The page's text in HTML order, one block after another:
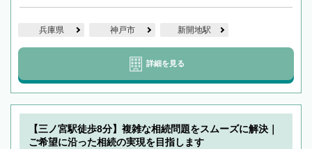
兵庫県 神戸市 新開地駅
詳細を見る
【三ノ宮駅徒歩8分】複雑な相続問題をスムーズに解決｜
ご希望に沿った相続の実現を目指します